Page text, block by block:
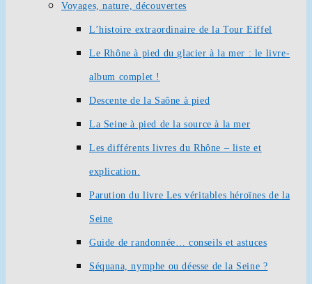
Voyages, nature, découvertes
L’histoire extraordinaire de la Tour Eiffel
Le Rhône à pied du glacier à la mer : le livre-
album complet !
Descente de la Saône à pied
La Seine à pied de la source à la mer
Les différents livres du Rhône – liste et
explication.
Parution du livre Les véritables héroïnes de la
Seine
Guide de randonnée… conseils et astuces
Séquana, nymphe ou déesse de la Seine ?